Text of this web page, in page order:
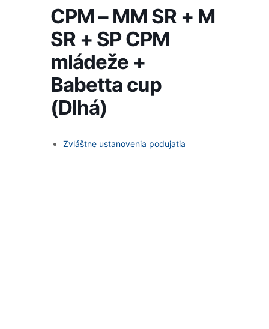
CPM – MM SR + M
SR + SP CPM
mládeže +
Babetta cup
(Dlhá)
Zvláštne ustanovenia podujatia